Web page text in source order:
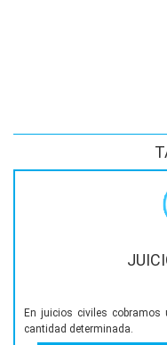
En juicios civiles cobramos
cantidad determinada.